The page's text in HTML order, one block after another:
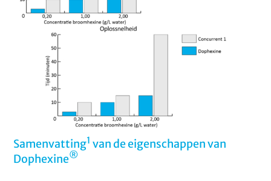
Samenvatting1 van de eigenschappen van
Dophexine®